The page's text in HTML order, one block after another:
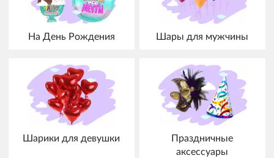
На День Рождения Шары для мужчины
Шарики для девушки
Праздничные
аксессуары